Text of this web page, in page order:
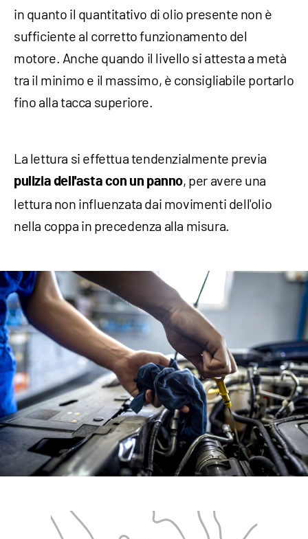
in quanto il quantitativo di olio presente non è
sufficiente al corretto funzionamento del
motore. Anche quando il livello si attesta a metà
tra il minimo e il massimo, è consigliabile portarlo
fino alla tacca superiore.
La lettura si effettua tendenzialmente previa
pulizia dell'asta con un panno, per avere una
lettura non influenzata dai movimenti dell'olio
nella coppa in precedenza alla misura.